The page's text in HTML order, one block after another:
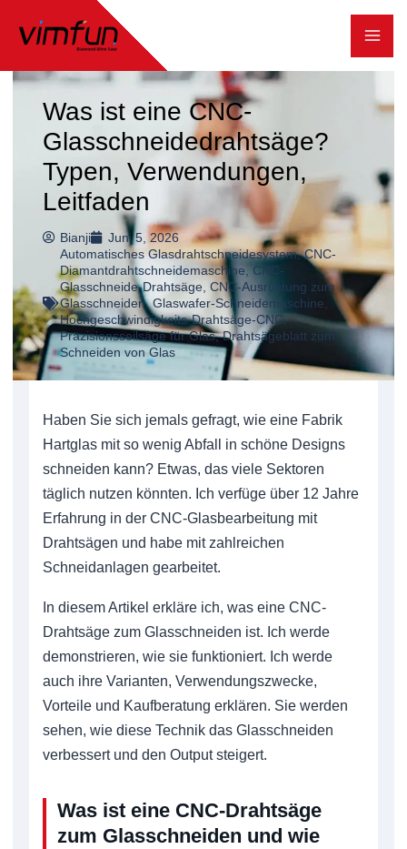
Inhalt
springen
Was ist eine CNC-
Glasschneidedrahtsäge?
Typen, Verwendungen,
Leitfaden
Bianji
Juni 5, 2026
Automatisches Glasdrahtschneidesystem,CNC-
Diamantdrahtschneidemaschine,CNC-
Glasschneide-Drahtsäge, CNC-Ausrüstung zum
Glasschneiden,Glaswafer-Schneidemaschine,
Hochgeschwindigkeits-Drahtsäge-CNC,
Präzisionsseilsäge für Glas,Drahtsägeblatt zum
Schneiden von Glas
Haben Sie sich jemals gefragt, wie eine Fabrik
Hartglas mit so wenig Abfall in schöne Designs
schneiden kann? Etwas, das viele Sektoren
täglich nutzen könnten. Ich verfüge über 12 Jahre
Erfahrung in der CNC-Glasbearbeitung mit
Drahtsägen und habe mit zahlreichen
Schneidanlagen gearbeitet.
In diesem Artikel erkläre ich, was eine CNC-
Drahtsäge zum Glasschneiden ist. Ich werde
demonstrieren, wie sie funktioniert. Ich werde
auch ihre Varianten, Verwendungszwecke,
Vorteile und Kaufberatung erklären. Sie werden
sehen, wie diese Technik das Glasschneiden
verbessert und den Output steigert.
Was ist eine CNC-Drahtsäge
zum Glasschneiden und wie